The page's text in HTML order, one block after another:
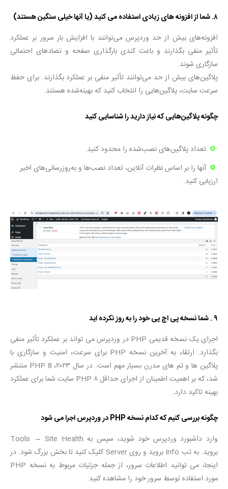
۸. شما از افزونه های زیادی استفاده می کنید (یا آنها خیلی سنگین هستند)
افزونه‌های بیش از حد وردپرس می‌توانند با افزایش بار سرور بر عملکرد
تأثیر منفی بگذارند و باعث کندی بارگذاری صفحه و تضادهای احتمالی
سازگاری شوند.
پلاگین‌های بیش از حد می‌توانند تأثیر منفی بر عملکرد بگذارند. برای حفظ
سرعت سایت، پلاگین‌هایی را انتخاب کنید که بهینه‌شده هستند.
چگونه پلاگین‌هایی که نیاز دارید را شناسایی کنید
تعداد پلاگین‌های نصب‌شده را محدود کنید.
آنها را بر اساس نظرات آنلاین، تعداد نصب‌ها و به‌روزرسانی‌های اخیر
ارزیابی کنید.
۹ . شما نسخه پی اچ پی خود را به روز نکرده اید
اجرای یک نسخه قدیمی PHP در وردپرس می تواند بر عملکرد تأثیر منفی
بگذارد. ارتقاء به آخرین نسخه PHP برای سرعت، امنیت و سازگاری با
پلاگین ها و تم های مدرن بسیار مهم است. در سال ۲۰۲۳، PHP 8 منتشر
شد، که بر اهمیت اطمینان از اجرای حداقل PHP ۸ سایت شما برای عملکرد
بهینه تاکید دارد.
چگونه بررسی کنیم که کدام نسخه PHP در وردپرس اجرا می شود
وارد داشبورد وردپرس خود شوید، سپس به Tools → Site Health
بروید. به تب Info بروید و روی Server کلیک کنید تا بخش بزرگ شود. در
اینجا، می توانید اطلاعات سرور، از جمله جزئیات مربوط به نسخه PHP
مورد استفاده توسط سرور خود را مشاهده کنید.